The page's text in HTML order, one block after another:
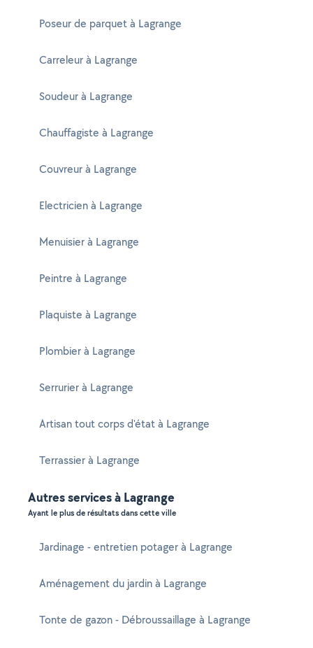
Poseur de parquet à Lagrange
Carreleur à Lagrange
Soudeur à Lagrange
Chauffagiste à Lagrange
Couvreur à Lagrange
Electricien à Lagrange
Menuisier à Lagrange
Peintre à Lagrange
Plaquiste à Lagrange
Plombier à Lagrange
Serrurier à Lagrange
Artisan tout corps d'état à Lagrange
Terrassier à Lagrange
Autres services à Lagrange
Ayant le plus de résultats dans cette ville
Jardinage - entretien potager à Lagrange
Aménagement du jardin à Lagrange
Tonte de gazon - Débroussaillage à Lagrange